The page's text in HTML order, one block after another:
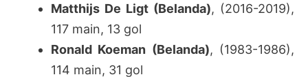
Matthijs De Ligt (Belanda), (2016-2019),
117 main, 13 gol
Ronald Koeman (Belanda), (1983-1986),
114 main, 31 gol